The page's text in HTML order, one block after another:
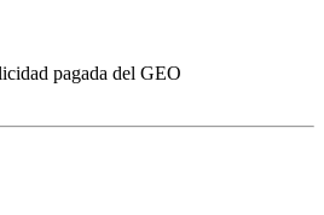
pagada del GEO